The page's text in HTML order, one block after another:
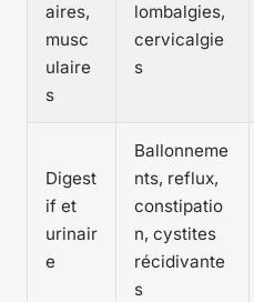
aires,
musc
ulaire
s
lombalgies,
cervicalgie
s
Digest
if et
urinair
e
Ballonneme
nts, reflux,
constipatio
n, cystites
récidivante
s